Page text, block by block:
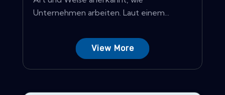
Unternehmen arbeiten. Laut einem...
View More